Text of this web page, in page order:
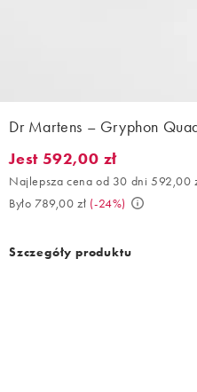
Dr Martens – Gryphon
Jest 592,00 zł. Najlepsza
Jest 592,00 zł
Najlepsza cena od 30 dni 592,00
Było 789,00 zł (-24%)
Szczegóły produktu